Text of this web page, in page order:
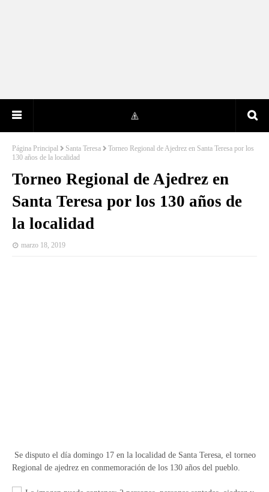
Página Principal Santa Teresa
Torneo Regional de Ajedrez en Santa Teresa por los
130 años de la localidad
Torneo Regional de Ajedrez en
Santa Teresa por los 130 años de
la localidad
marzo 18, 2019
Se disputo el día domingo 17 en la localidad de Santa Teresa, el torneo
Regional de ajedrez en conmemoración de los 130 años del pueblo.